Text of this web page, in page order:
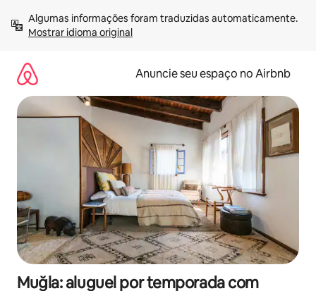
para
Mostrar idioma original
Anuncie seu espaço no Airbnb
Muğla: aluguel por temporada com